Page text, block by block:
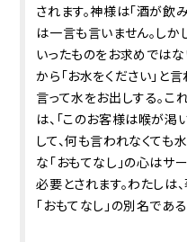
されます。神様は「酒が飲
は一言も言いません。しか
いったものをお求めではな
から「お水をください」と言
言って水をお出しする。こ
は、「このお客様は喉が渇
して、何も言われなくても
な「おもてなし」の心はサ
必要とされます。わたしは
「おもてなし」の別名であ